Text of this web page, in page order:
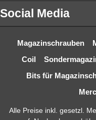
Social Media
Magazinschrauben
Coil
Bits für
Alle Preise inkl. gesetzl.